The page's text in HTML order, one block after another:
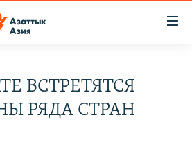
ВСТРЕТЯТСЯ
РЯДА СТРАН